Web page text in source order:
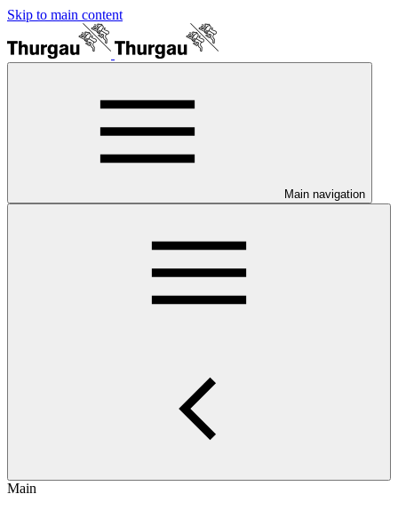
Skip to main content
Main navigation
Main